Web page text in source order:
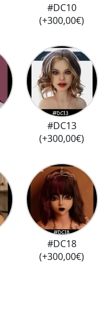
#DC10
(+300,00€)
#DC13
(+300,00€)
#DC18
(+300,00€)